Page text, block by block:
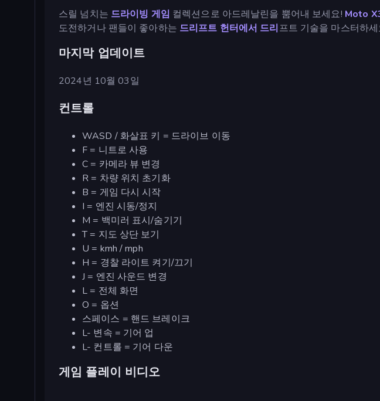
스릴 넘치는 드라이빙 게임 컬렉션으로 아드레날린을 뿜어내 보세요! Moto
도전하거나 팬들이 좋아하는 드리프트 헌터에서 드리프트 기술을 마스터하
마지막 업데이트
2024년 10월 03일
컨트롤
WASD / 화살표 키 = 드라이브 이동
F = 니트로 사용
C = 카메라 뷰 변경
R = 차량 위치 초기화
B = 게임 다시 시작
I = 엔진 시동/정지
M = 백미러 표시/숨기기
T = 지도 상단 보기
U = kmh / mph
H = 경찰 라이트 켜기/끄기
J = 엔진 사운드 변경
L = 전체 화면
O = 옵션
스페이스 = 핸드 브레이크
L- 변속 = 기어 업
L- 컨트롤 = 기어 다운
게임 플레이 비디오